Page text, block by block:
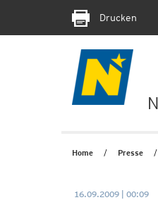
Drucken
Home Presse
16.09.2009 | 00:09